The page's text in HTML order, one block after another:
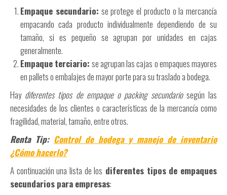
Empaque secundario: se protege el producto o la mercancía
empacando cada producto individualmente dependiendo de su
tamaño, si es pequeño se agrupan por unidades en cajas
generalmente.
Empaque terciario: se agrupan las cajas o empaques mayores
en pallets o embalajes de mayor porte para su traslado a bodega.
Hay diferentes tipos de empaque o packing secundariosegún las
necesidades de los clientes o características de la mercancía como
fragilidad, material, tamaño, entre otros.
Renta Tip: Control de bodega y manejo de inventario
¿Cómo hacerlo?
A continuación una lista de los diferentes tipos de empaques
secundarios para empresas: